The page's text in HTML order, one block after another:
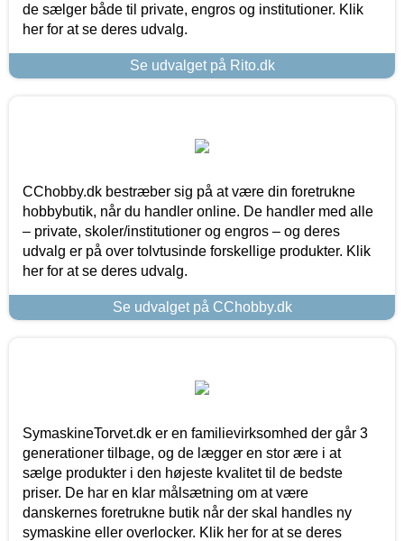
de sælger både til private, engros og institutioner. Klik
her for at se deres udvalg.
Se udvalget på Rito.dk
CChobby.dk bestræber sig på at være din foretrukne
hobbybutik, når du handler online. De handler med alle
– private, skoler/institutioner og engros – og deres
udvalg er på over tolvtusinde forskellige produkter. Klik
her for at se deres udvalg.
Se udvalget på CChobby.dk
SymaskineTorvet.dk er en familievirksomhed der går 3
generationer tilbage, og de lægger en stor ære i at
sælge produkter i den højeste kvalitet til de bedste
priser. De har en klar målsætning om at være
danskernes foretrukne butik når der skal handles ny
symaskine eller overlocker. Klik her for at se deres